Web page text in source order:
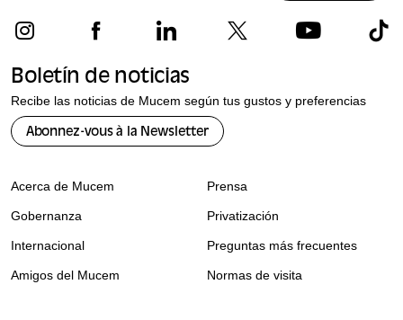
Boletín de noticias
Recibe las noticias de Mucem según tus gustos y preferencias
Abonnez-vous à la Newsletter
Acerca de Mucem
Gobernanza
Internacional
Amigos del Mucem
Prensa
Privatización
Preguntas más frecuentes
Normas de visita